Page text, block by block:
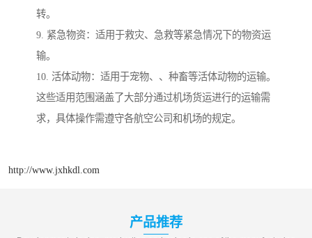
转。
9. 紧急物资：适用于救灾、急救等紧急情况下的物资运
输。
10. 活体动物：适用于宠物、、种畜等活体动物的运输。
这些适用范围涵盖了大部分通过机场货运进行的运输需
求，具体操作需遵守各航空公司和机场的规定。
http://www.jxhkdl.com
产品推荐